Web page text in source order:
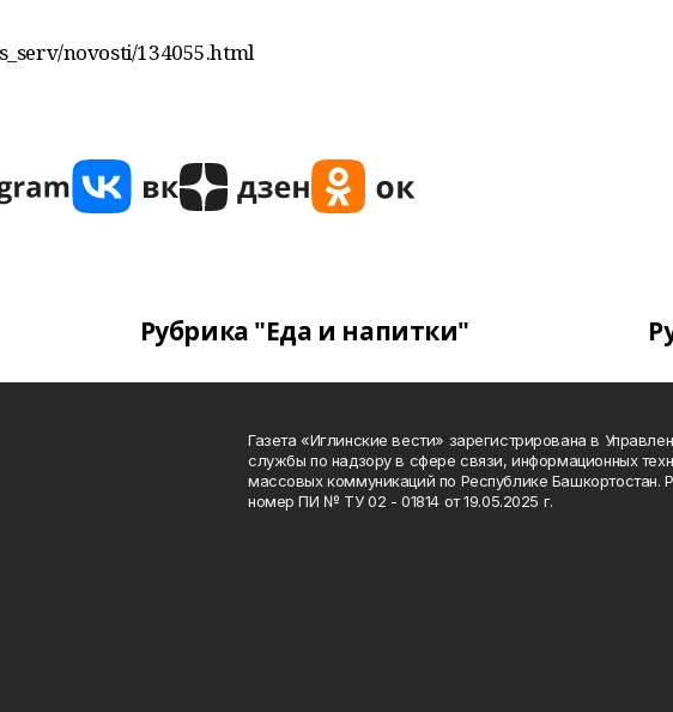
novosti/134055.html
Рубрика "Еда и напитки"
Газета «Иглинские вести» зарегистрирована в
службы по надзору в сфере связи, информационных
массовых коммуникаций по Республике Башкортостан.
номер ПИ № ТУ 02 - 01814 от 19.05.2025 г.